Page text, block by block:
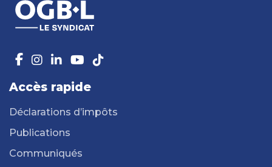
Accès rapide
Déclarations d’impôts
Publications
Communiqués